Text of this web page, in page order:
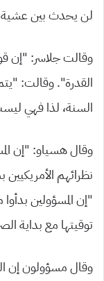
لن يحدث بين
وقالت جلاسر: “إن
القدرة”.وقالت:
السنة، لذا فهي
وقال هسياو: “إن
نظرائهم
“إن المسؤولين
توقيتها مع بداية
وقال مسؤولون إن